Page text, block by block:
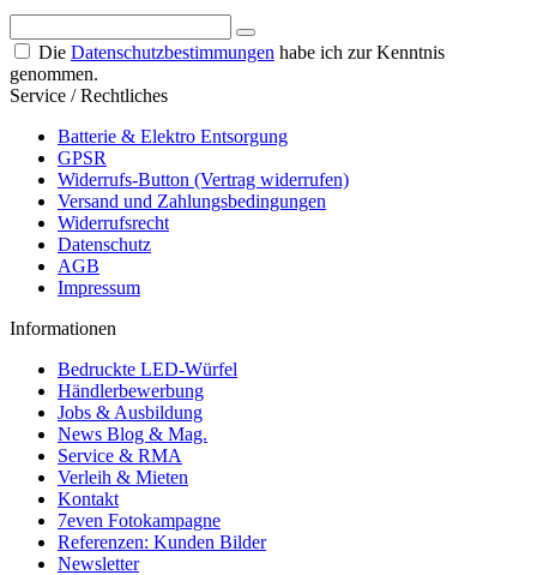
Die Datenschutzbestimmungen habe ich zur Kenntnis
genommen.
Service / Rechtliches
Batterie & Elektro Entsorgung
GPSR
Widerrufs-Button (Vertrag widerrufen)
Versand und Zahlungsbedingungen
Widerrufsrecht
Datenschutz
AGB
Impressum
Informationen
Bedruckte LED-Würfel
Händlerbewerbung
Jobs & Ausbildung
News Blog & Mag.
Service & RMA
Verleih & Mieten
Kontakt
7even Fotokampagne
Referenzen: Kunden Bilder
Newsletter